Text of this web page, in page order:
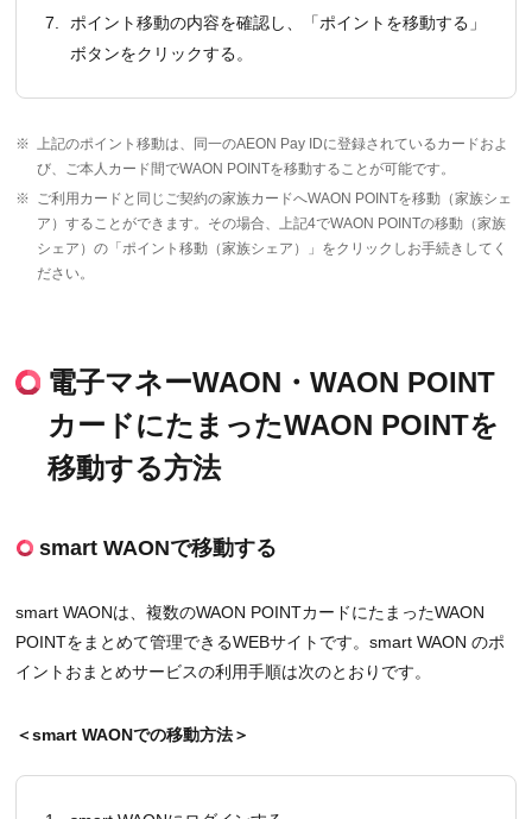
7.
ポイント移動の内容を確認し、「ポイントを移動する」
ボタンをクリックする。
※
上記のポイント移動は、同一のAEON Pay IDに登録されているカードおよ
び、ご本人カード間でWAON POINTを移動することが可能です。
※ ご利用カードと同じご契約の家族カードへWAON POINTを移動（家族シェ
ア）することができます。その場合、上記4でWAON POINTの移動（家族
シェア）の「ポイント移動（家族シェア）」をクリックしお手続きしてく
ださい。
電子マネーWAON・WAON POINT
カードにたまったWAON POINTを
移動する方法
smart WAONで移動する
smart WAONは、複数のWAON POINTカードにたまったWAON
POINTをまとめて管理できるWEBサイトです。smart WAON のポ
イントおまとめサービスの利用手順は次のとおりです。
＜smart WAONでの移動方法＞